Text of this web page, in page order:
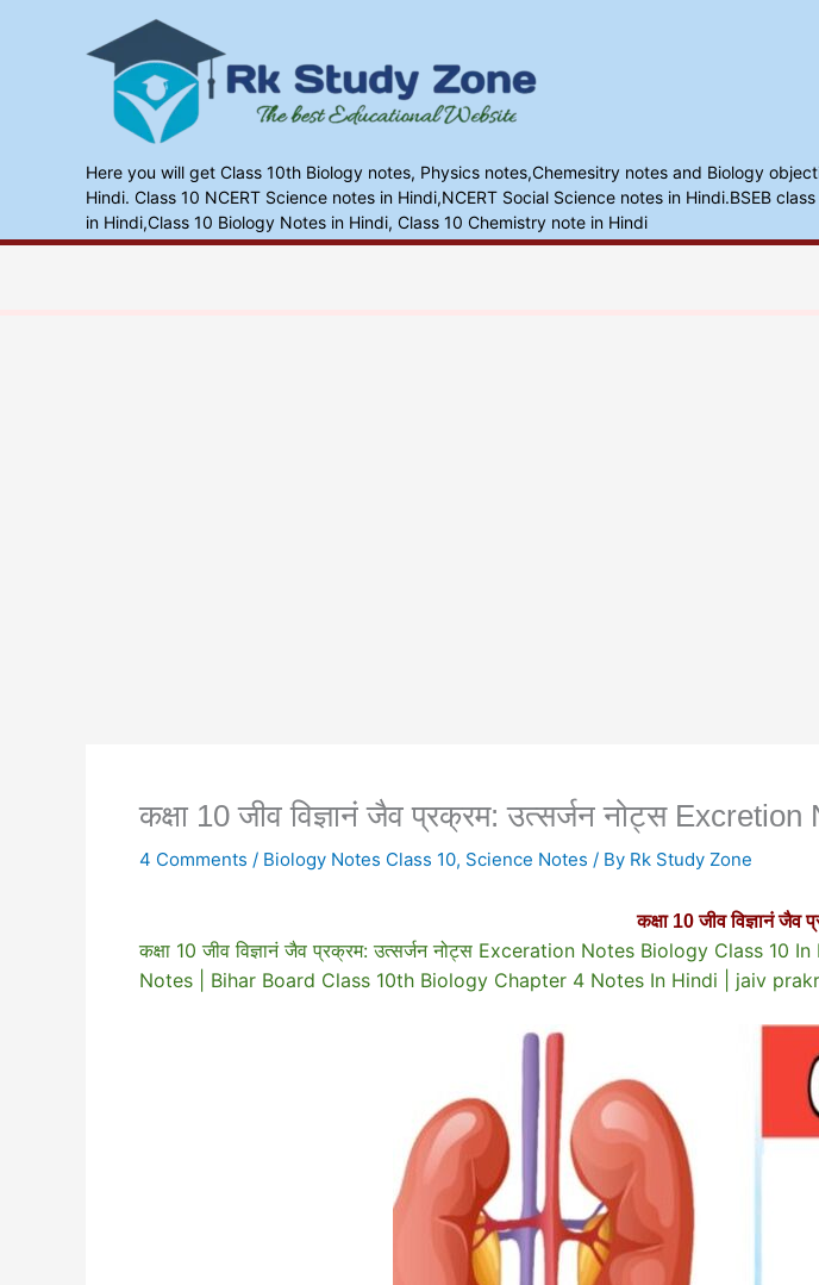
Here you will get Class 10th Biology notes, Physics notes,Chemesitry notes and Biology
Hindi. Class 10 NCERT Science notes in Hindi,NCERT Social Science notes in Hindi.BSEB
in Hindi,Class 10 Biology Notes in Hindi, Class 10 Chemistry note in Hindi
कक्षा 10 जीव विज्ञानं जैव प्रक्रम: उत्सर्जन नोट्स
4 Comments / Biology Notes Class 10, Science Notes / By Rk Study Zone
कक्षा 10 जीव विज्ञानं जैव
कक्षा 10 जीव विज्ञानं जैव प्रक्रम: उत्सर्जन नोट्स Exceration Notes Biology Class
Notes | Bihar Board Class 10th Biology Chapter 4 Notes In Hindi | jaiv